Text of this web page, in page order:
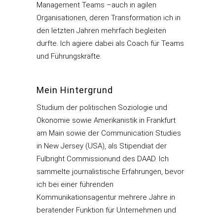
Management Teams –auch in agilen
Organisationen, deren Transformation ich in
den letzten Jahren mehrfach begleiten
durfte. Ich agiere dabei als Coach für Teams
und Führungskräfte.
Mein Hintergrund
Studium der politischen Soziologie und
Ökonomie sowie Amerikanistik in Frankfurt
am Main sowie der Communication Studies
in New Jersey (USA), als Stipendiat der
Fulbright Commissionund des DAAD. Ich
sammelte journalistische Erfahrungen, bevor
ich bei einer führenden
Kommunikationsagentur mehrere Jahre in
beratender Funktion für Unternehmen und